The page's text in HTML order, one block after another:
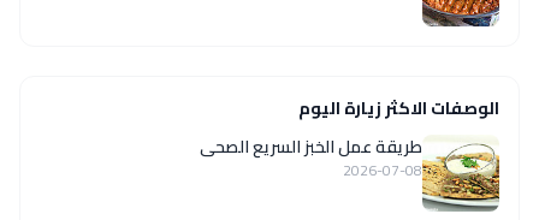
الوصفات الاكثر زيارة اليوم
طريقة عمل الخبز السريع الصحى
2026-07-08